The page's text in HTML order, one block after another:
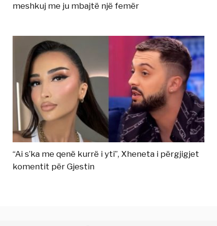
meshkuj me ju mbajtë një femër
“Ai s’ka me qenë kurrë i yti”, Xheneta i përgjigjet
komentit për Gjestin